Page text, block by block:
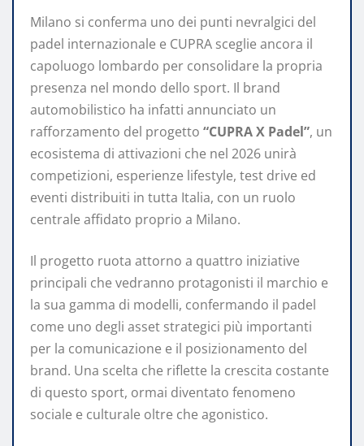
Milano si conferma uno dei punti nevralgici del
padel internazionale e CUPRA sceglie ancora il
capoluogo lombardo per consolidare la propria
presenza nel mondo dello sport. Il brand
automobilistico ha infatti annunciato un
rafforzamento del progetto “CUPRA X Padel”, un
ecosistema di attivazioni che nel 2026 unirà
competizioni, esperienze lifestyle, test drive ed
eventi distribuiti in tutta Italia, con un ruolo
centrale affidato proprio a Milano.
Il progetto ruota attorno a quattro iniziative
principali che vedranno protagonisti il marchio e
la sua gamma di modelli, confermando il padel
come uno degli asset strategici più importanti
per la comunicazione e il posizionamento del
brand. Una scelta che riflette la crescita costante
di questo sport, ormai diventato fenomeno
sociale e culturale oltre che agonistico.